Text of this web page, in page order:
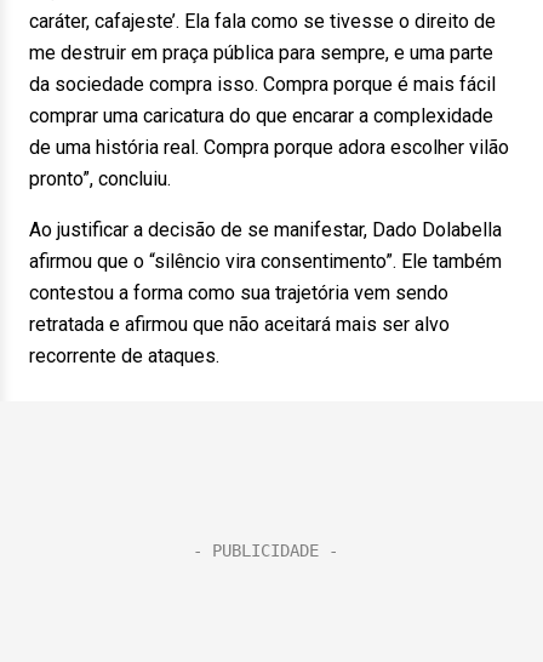
caráter, cafajeste’. Ela fala como se tivesse o direito de
me destruir em praça pública para sempre, e uma parte
da sociedade compra isso. Compra porque é mais fácil
comprar uma caricatura do que encarar a complexidade
de uma história real. Compra porque adora escolher vilão
pronto”, concluiu.
Ao justificar a decisão de se manifestar, Dado Dolabella
afirmou que o “silêncio vira consentimento”. Ele também
contestou a forma como sua trajetória vem sendo
retratada e afirmou que não aceitará mais ser alvo
recorrente de ataques.